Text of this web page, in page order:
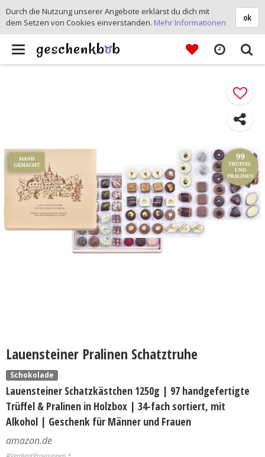
Toggle
Lauensteiner Pralinen Schatztruhe
Schokolade
Lauensteiner Schatzkästchen 1250g | 97 handgefertigte
Trüffel & Pralinen in Holzbox | 34-fach sortiert, mit
Alkohol | Geschenk für Männer und Frauen
amazon.de
ok
Durch die Nutzung unserer Angebote erklärst du dich mit
dem Setzen von Cookies einverstanden. Mehr Informationen